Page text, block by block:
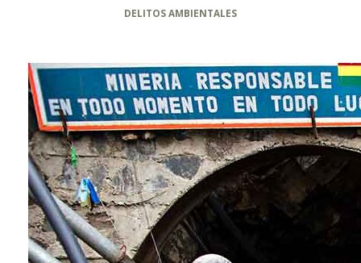
Conoce cual es el mejor calentador solar de
México
DELITOS AMBIENTALES